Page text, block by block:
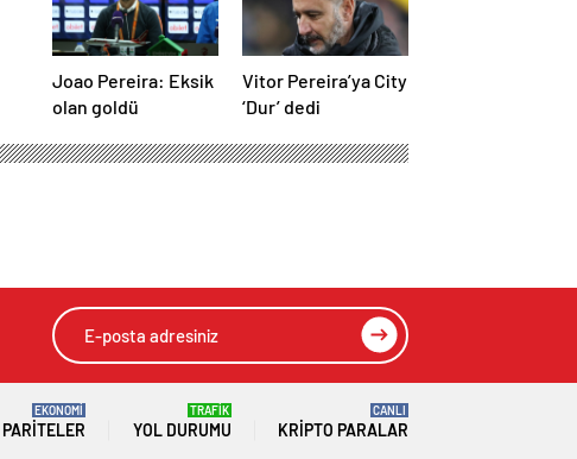
Joao Pereira: Eksik
olan goldü
Vitor Pereira’ya City
‘Dur’ dedi
PARITELER
EKONOMİ
YOL DURUMU
TRAFİK
KRIPTO PARALAR
CANLI